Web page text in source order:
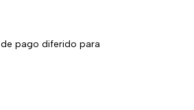
pago diferido para